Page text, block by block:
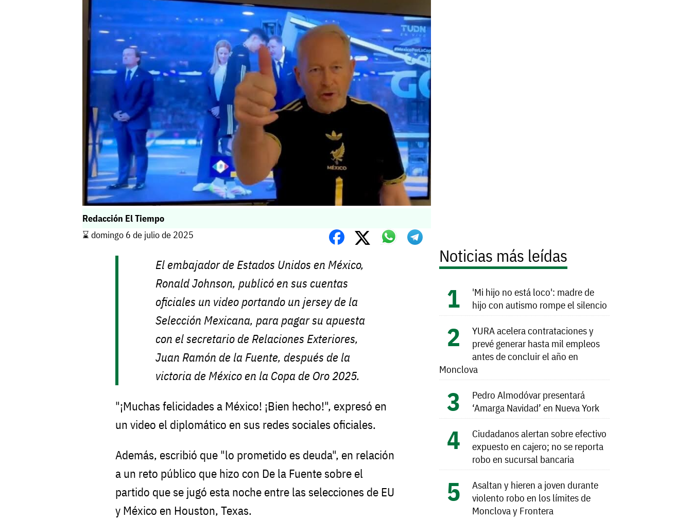
Redacción El Tiempo
⌛️ domingo 6 de julio de 2025
El embajador de Estados Unidos en México,
Ronald Johnson, publicó en sus cuentas
oficiales un video portando un jersey de la
Selección Mexicana, para pagar su apuesta
con el secretario de Relaciones Exteriores,
Juan Ramón de la Fuente, después de la
victoria de México en la Copa de Oro 2025.
"¡Muchas felicidades a México! ¡Bien hecho!", expresó en
un video el diplomático en sus redes sociales oficiales.
Además, escribió que "lo prometido es deuda", en relación
a un reto público que hizo con De la Fuente sobre el
partido que se jugó esta noche entre las selecciones de EU
y México en Houston, Texas.
Noticias más leídas
'Mi hijo no está loco': madre de
hijo con autismo rompe el silencio
YURA acelera contrataciones y
prevé generar hasta mil empleos
antes de concluir el año en
Monclova
Pedro Almodóvar presentará
‘Amarga Navidad’ en Nueva York
Ciudadanos alertan sobre efectivo
expuesto en cajero; no se reporta
robo en sucursal bancaria
Asaltan y hieren a joven durante
violento robo en los límites de
Monclova y Frontera